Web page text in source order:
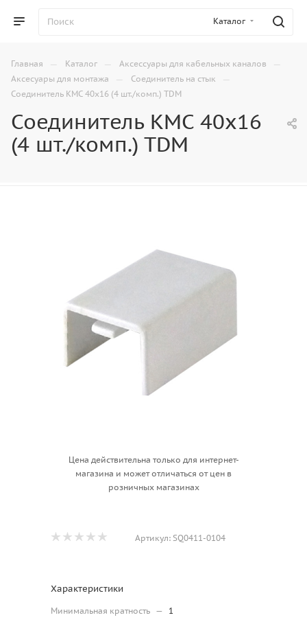
Каталог
Главная — Каталог — Аксессуары для кабельных каналов —
Аксесуары для монтажа — Соединитель на стык —
Соединитель КМС 40x16 (4 шт./комп.) TDM
Соединитель КМС 40x16
(4 шт./комп.) TDM
Цена действительна только для интернет-
магазина и может отличаться от цен в
розничных магазинах
Артикул: SQ0411-0104
Характеристики
Минимальная кратность — 1